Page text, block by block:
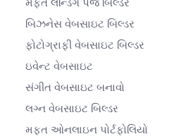
મફત લેન્ડિંગ પેજ બિલ્ડર
બિઝનેસ વેબસાઇટ બિલ્ડર
ફોટોગ્રાફી વેબસાઇટ બિલ્ડર
ઇવેન્ટ વેબસાઇટ
સંગીત વેબસાઇટ બનાવો
લગ્ન વેબસાઇટ બિલ્ડર
મફત ઓનલાઇન પોર્ટફોલિયો